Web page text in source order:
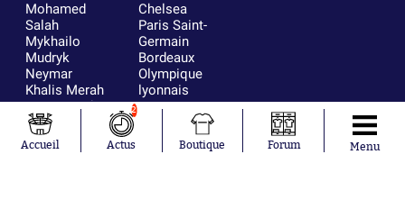
Mohamed
Salah
Mykhailo
Mudryk
Neymar
Khalis Merah
Loïs Openda
Moussa
Niakhaté
Chelsea
Paris Saint-
Germain
Bordeaux
Olympique
lyonnais
FIFA
Real Madrid
RC Strasbourg
AC Milan
Accueil
2
Actus Boutique Forum Menu